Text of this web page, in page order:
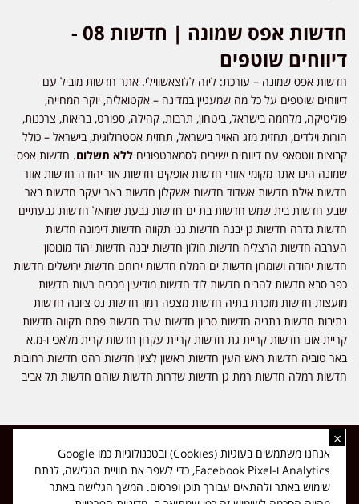
חדשות אפס שמונה | חדשות 08 -
דיווחים שוטפים
חדשות אפס שמונה – עורכת: ליזה ללוצאשווילי. אתר חדשות מוביל עם
דיווחים שוטפים על כל מה שמעניין במדינה – אקטואליה, יוקר המחייה,
פוליטיקה, מלחמה בישראל, ביטחון, תרבות, קהילה, ספורט, בריאות, צרכנות,
הורות וילדים, תחזית מזג האויר בישראל, תחזית אסטרולוגית, בישראל – כולל
קבוצות ווטסאפ עם דיווחים ישירים לסמארטפונים ללא תשלום. חדשות אפס
שמונה הינו אתר מקומי אזורי חדשות אופקים חדשות אור יהודה חדשות אזור
חדשות אילת חדשות אשדוד חדשות אשקלון חדשות באר יעקב חדשות באר
שבע חדשות בית שמש חדשות בת ים חדשות גבעת שמואל חדשות גבעתיים
חדשות גדרה חדשות גן יבנה חדשות גני תקווה חדשות דימונה חדשות
הערבה חדשות הרצליה חדשות חולון חדשות יבנה חדשות יהוד מונוסון
חדשות יהודה ושומרון חדשות ים המלח חדשות ירוחם חדשות ירושלים חדשות
כפר סבא חדשות להבים חדשות לוד חדשות מודיעין מכבים רעות חדשות
מועצות חדשות מזכרת בתיה חדשות מצפה רמון חדשות נס ציונה חדשות
נתיבות חדשות נתניה חדשות סביון חדשות ערד חדשות פתח תקווה חדשות
קריית אונו חדשות קריית גת חדשות קריית עקרון חדשות קרית מלאכי ו-מ.א
באר טוביה חדשות ראש העין חדשות ראשון לציון חדשות רהט חדשות רחובות
חדשות רמלה חדשות רמת גן חדשות שדרות חדשות שוהם חדשות תל אביב
כל הזכויות שמורות ל-ליזה ללוצאשווילי - חדשות אפס שמונה - דיווחים בזמן
אמת, נוסד בשנת 2019 | טל' לפרסומים 054-9759222 מייל מערכת
news08.net@gmail.com
Made with ❤ byDIGITA
×
אנחנו משתמשים בעוגיות (Cookies) ובטכנולוגיות כמו Google
Analytics ו-Facebook Pixel, כדי לשפר את חוויית הגלישה, לנתח
שימוש באתר ולהתאים עבורך תוכן ופרסום. המשך הגלישה באתר